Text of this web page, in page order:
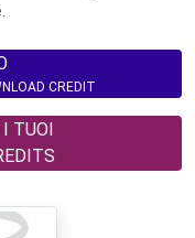
CREDIT
I TUOI